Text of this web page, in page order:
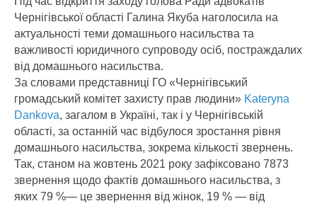
Чернігівської області Галина Якуба наголосила на
актуальності теми домашнього насильства та
важливості юридичного супроводу осіб, постраждалих
від домашнього насильства.
За словами представниці ГО «Чернігівський
громадський комітет захисту прав людини» Kateryna
Dankova, загалом в Україні, так і у Чернігівській
області, за останній час відбулося зростання рівня
домашнього насильства, зокрема кількості звернень.
Так, станом на жовтень 2021 року зафіксовано 7873
звернення щодо фактів домашнього насильства, з
яких 79 %— це звернення від жінок, 19 % — від